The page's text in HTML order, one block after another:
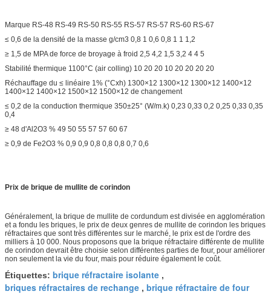
Marque RS-48 RS-49 RS-50 RS-55 RS-57 RS-57 RS-60 RS-67
≤ 0,6 de la densité de la masse g/cm3 0,8 1 0,6 0,8 1 1 1,2
≥ 1,5 de MPA de force de broyage à froid 2,5 4,2 1,5 3,2 4 4 5
Stabilité thermique 1100°C (air colling) 10 20 20 10 20 20 20 20
Réchauffage du ≤ linéaire 1% (°Cxh) 1300×12 1300×12 1300×12 1400×12
1400×12 1400×12 1500×12 1500×12 de changement
≤ 0,2 de la conduction thermique 350±25° (W/m.k) 0,23 0,33 0,2 0,25 0,33 0,35
0,4
≥ 48 d'Al2O3 % 49 50 55 57 57 60 67
≥ 0,9 de Fe2O3 % 0,9 0,9 0,8 0,8 0,8 0,7 0,6
Prix de brique de mullite de corindon
Généralement, la brique de mullite de cordundum est divisée en agglomération
et a fondu les briques, le prix de deux genres de mullite de corindon les briques
réfractaires que sont très différentes sur le marché, le prix est de l'ordre des
milliers à 10 000. Nous proposons que la brique réfractaire différente de mullite
de corindon devrait être choisie selon différentes parties de four, pour améliorer
non seulement la vie du four, mais pour réduire également le coût.
Étiquettes: brique réfractaire isolante ,
briques réfractaires de rechange , brique réfractaire de four